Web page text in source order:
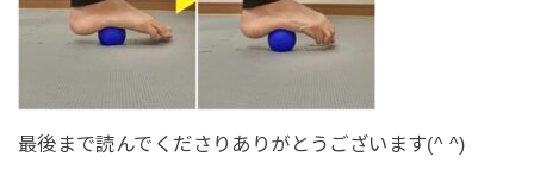
最後まで読んでくださりありがとうございます(^ ^)